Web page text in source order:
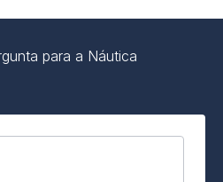
para a Náutica